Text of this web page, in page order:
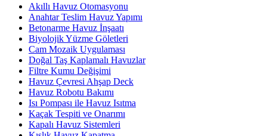
Akıllı Havuz Otomasyonu
Anahtar Teslim Havuz Yapımı
Betonarme Havuz İnşaatı
Biyolojik Yüzme Göletleri
Cam Mozaik Uygulaması
Doğal Taş Kaplamalı Havuzlar
Filtre Kumu Değişimi
Havuz Çevresi Ahşap Deck
Havuz Robotu Bakımı
Isı Pompası ile Havuz Isıtma
Kaçak Tespiti ve Onarımı
Kapalı Havuz Sistemleri